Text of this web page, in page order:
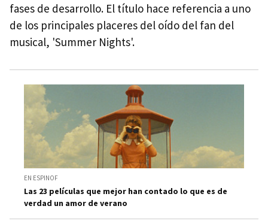
fases de desarrollo. El título hace referencia a uno
de los principales placeres del oído del fan del
musical, 'Summer Nights'.
EN ESPINOF
Las 23 películas que mejor han contado lo que es de
verdad un amor de verano